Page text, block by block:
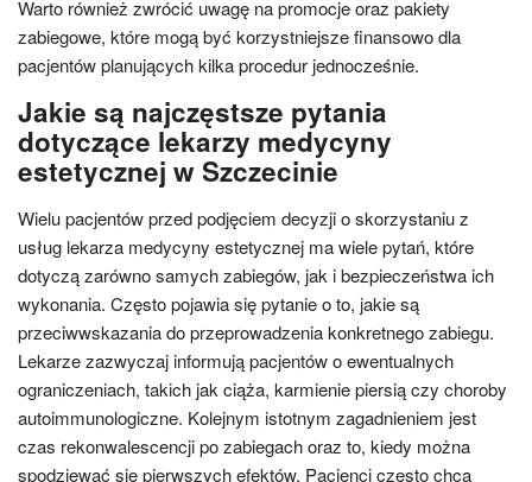
Warto również zwrócić uwagę na promocje oraz pakiety
zabiegowe, które mogą być korzystniejsze finansowo dla
pacjentów planujących kilka procedur jednocześnie.
Jakie są najczęstsze pytania
dotyczące lekarzy medycyny
estetycznej w Szczecinie
Wielu pacjentów przed podjęciem decyzji o skorzystaniu z
usług lekarza medycyny estetycznej ma wiele pytań, które
dotyczą zarówno samych zabiegów, jak i bezpieczeństwa ich
wykonania. Często pojawia się pytanie o to, jakie są
przeciwwskazania do przeprowadzenia konkretnego zabiegu.
Lekarze zazwyczaj informują pacjentów o ewentualnych
ograniczeniach, takich jak ciąża, karmienie piersią czy choroby
autoimmunologiczne. Kolejnym istotnym zagadnieniem jest
czas rekonwalescencji po zabiegach oraz to, kiedy można
spodziewać się pierwszych efektów. Pacjenci często chcą